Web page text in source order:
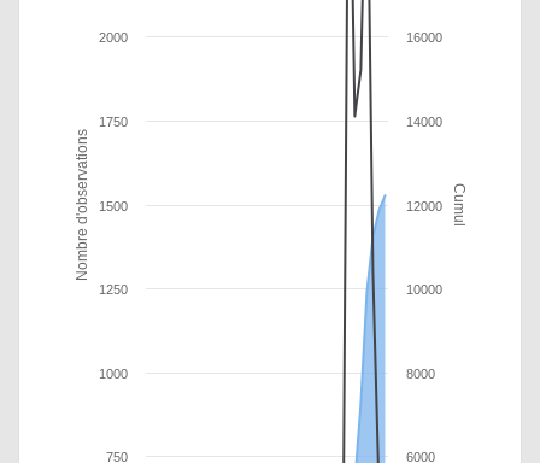
Nombre d'observations Cumul
1000
2000
750
1250
1500
1750
10000
6000
8000
12000
14000
16000